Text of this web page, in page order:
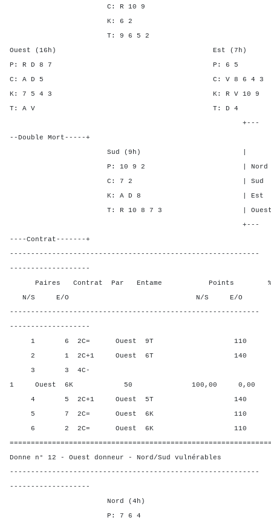
C: R 10 9
K: 6 2
T: 9 6 5 2
Ouest (16h) Est (7h)
P: R D 8 7 P:
C: A D 5 C: V 8 6
K: 7 5 4 3 K: R V
T: A V T: D
+---
--Double Mort-----+
Sud (9h) | SA P C
P: 10 9 2 | Nord - 1
C: 7 2 | Sud - 1
K: A D 8 | Est - -
T: R 10 8 7 3 | Ouest -
+---
----Contrat-------+
-----------------------------------------------------------
-------------------
Paires Contrat Par Entame Points %
N/S E/O N/S E/O N/
-----------------------------------------------------------
-------------------
1 6 2C= Ouest 9T 110
2 1 2C+1 Ouest 6T 140
3 3 4C-
1 Ouest 6K 50 100,00 0,00
4 5 2C+1 Ouest 5T 140
5 7 2C= Ouest 6K 110
6 2 2C= Ouest 6K 110
Donne n° 12 - Ouest donneur - Nord/Sud vulnérables
-----------------------------------------------------------
-------------------
Nord (4h)
P: 7 6 4